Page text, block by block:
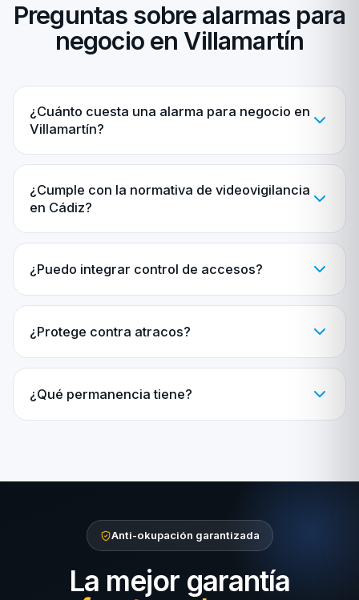
Preguntas sobre alarmas para
negocio en Villamartín
¿Cuánto cuesta una alarma para negocio en
Villamartín?
¿Cumple con la normativa de videovigilancia
en Cádiz?
¿Puedo integrar control de accesos?
¿Protege contra atracos?
¿Qué permanencia tiene?
Anti-okupación garantizada
La mejor garantía